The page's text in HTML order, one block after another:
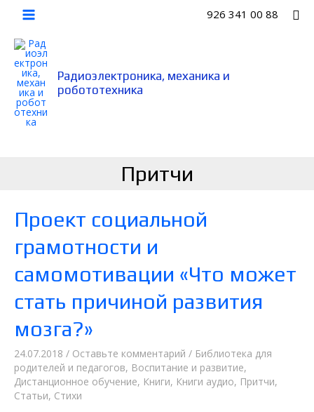
Перейти
содержимому
Main
Menu
926 341 00 88
Радиоэлектроника, механика и
робототехника
Притчи
Проект социальной
грамотности и
самомотивации «Что может
стать причиной развития
мозга?»
24.07.2018 / Оставьте комментарий / Библиотека для
родителей и педагогов, Воспитание и развитие,
Дистанционное обучение, Книги, Книги аудио, Притчи,
Статьи, Стихи